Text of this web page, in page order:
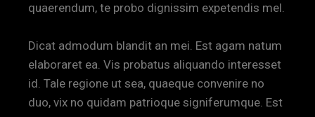
quaerendum, te probo dignissim expetendis mel.
Dicat admodum blandit an mei. Est agam natum
elaboraret ea. Vis probatus aliquando interesset
id. Tale regione ut sea, quaeque convenire no
duo, vix no quidam patrioque signiferumque. Est